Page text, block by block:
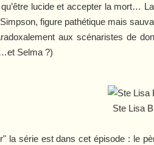
lucide et accepter la mort…
figure pathétique mais
aux scénaristes de
Selma ?)
Ste Lisa
la série est dans cet épisode : le